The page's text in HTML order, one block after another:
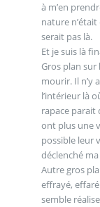
à m’en
nature n’était
serait pas là.
Et je suis là
Gros plan sur
mourir. Il n’y
l’intérieur là
rapace parait
ont plus une
possible leur
déclenché
Autre gros
effrayé,
semble